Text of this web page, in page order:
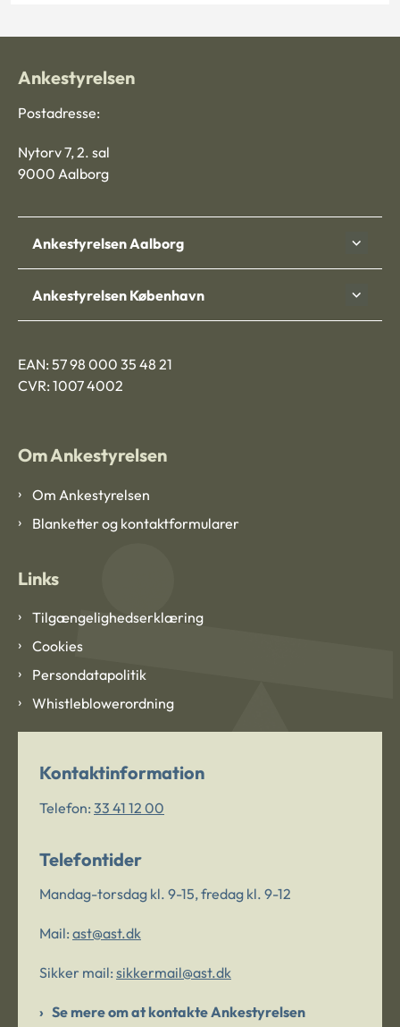
Ankestyrelsen
Postadresse:
Nytorv 7, 2. sal
9000 Aalborg
Ankestyrelsen Aalborg
Ankestyrelsen København
EAN: 57 98 000 35 48 21
CVR: 1007 4002
Om Ankestyrelsen
Om Ankestyrelsen
Blanketter og kontaktformularer
Links
Tilgængelighedserklæring
Cookies
Persondatapolitik
Whistleblowerordning
Kontaktinformation
Telefon: 33 41 12 00
Telefontider
Mandag-torsdag kl. 9-15, fredag kl. 9-12
Mail: ast@ast.dk
Sikker mail: sikkermail@ast.dk
Se mere om at kontakte Ankestyrelsen